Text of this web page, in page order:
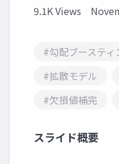
9.1K Views
#勾配ブースティ
#拡散モデル
#欠損値補完
スライド概要